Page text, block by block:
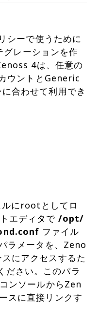
シーで使うために
レーションを作
4は、任意の
ウントとGeneric
合わせて利用でき
にrootとしてロ
エディタで/opt/
ファイル
ラメータを、Zeno
にアクセスするた
ださい。このパラ
ンソールからZen
スに直接リンクす